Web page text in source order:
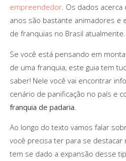
empreendedor. Os dados
anos são bastante animadores e
de franquias no Brasil atualmente.
Se você está pensando em
de uma franquia, este guia tem
saber! Nele você vai encontrar
cenário de panificação no país e
franquia de padaria
Ao longo do texto vamos falar
você precisa ter para se
tem se dado a expansão desse